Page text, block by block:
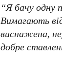
“Я бачу одну
Вимагають
виснажена,
добре